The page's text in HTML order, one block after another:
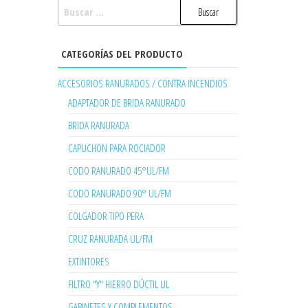
CATEGORÍAS DEL PRODUCTO
ACCESORIOS RANURADOS / CONTRA INCENDIOS
ADAPTADOR DE BRIDA RANURADO
BRIDA RANURADA
CAPUCHON PARA ROCIADOR
CODO RANURADO 45°UL/FM
CODO RANURADO 90° UL/FM
COLGADOR TIPO PERA
CRUZ RANURADA UL/FM
EXTINTORES
FILTRO "Y" HIERRO DÚCTIL UL